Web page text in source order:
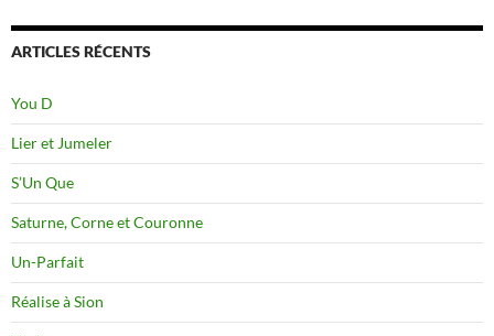
ARTICLES RÉCENTS
You D
Lier et Jumeler
S’Un Que
Saturne, Corne et Couronne
Un-Parfait
Réalise à Sion